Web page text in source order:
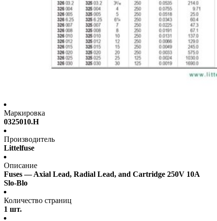
Маркировка
0325010.H
Производитель
Littelfuse
Описание
Fuses — Axial Lead, Radial Lead, and Cartridge 250V 10A
Slo-Blo
Количество страниц
1 шт.